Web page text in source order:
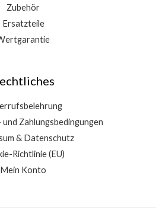
Zubehör
Ersatzteile
Zahlungsbedingungen
& Datenschutz
Richtlinie (EU)
Mein Konto